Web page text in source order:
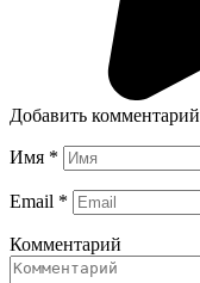
Добавить комментарий
Имя *
Email *
Комментарий